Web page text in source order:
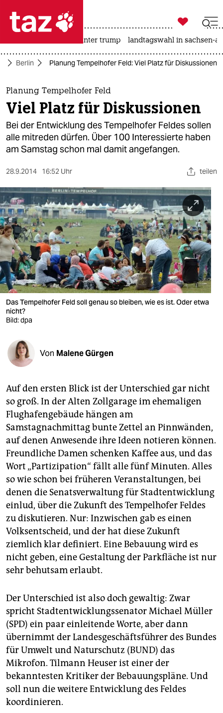
 taz zahl ich
taz zahl ich
themen
politik
öko
gesellschaft
sport
berlin
nord
wahrheit
verlag
verlag
shop
fragen & hilfe
unterstützen
abo
genossenschaft
epaper login

taz zahl ich
usa unter trump landtagswahl in sachsen-
Berlin Planung Tempelhofer Feld: Viel Platz für Diskussionen
Planung Tempelhofer Feld
Viel Platz für Diskussionen
Bei der Entwicklung des Tempelhofer Feldes sollen
alle mitreden dürfen. Über 100 Interessierte haben
am Samstag schon mal damit angefangen.
28.9.2014 16:52 Uhr teilen
Das Tempelhofer Feld soll genau so bleiben, wie es ist. Oder etwa
nicht?
Bild: dpa
Von Malene Gürgen
Auf den ersten Blick ist der Unterschied gar nicht
so groß. In der Alten Zollgarage im ehemaligen
Flughafengebäude hängen am
Samstagnachmittag bunte Zettel an Pinnwänden,
auf denen Anwesende ihre Ideen notieren können.
Freundliche Damen schenken Kaffee aus, und das
Wort „Partizipation“ fällt alle fünf Minuten. Alles
so wie schon bei früheren Veranstaltungen, bei
denen die Senatsverwaltung für Stadtentwicklung
einlud, über die Zukunft des Tempelhofer Feldes
zu diskutieren. Nur: Inzwischen gab es einen
Volksentscheid, und der hat diese Zukunft
ziemlich klar definiert. Eine Bebauung wird es
nicht geben, eine Gestaltung der Parkfläche ist nur
sehr behutsam erlaubt.
Der Unterschied ist also doch gewaltig: Zwar
spricht Stadtentwicklungssenator Michael Müller
(SPD) ein paar einleitende Worte, aber dann
übernimmt der Landesgeschäftsführer des Bundes
für Umwelt und Naturschutz (BUND) das
Mikrofon. Tilmann Heuser ist einer der
bekanntesten Kritiker der Bebauungspläne. Und
soll nun die weitere Entwicklung des Feldes
koordinieren.